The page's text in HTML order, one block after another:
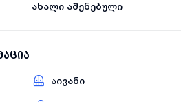
ახალი აშენებული
აივანი